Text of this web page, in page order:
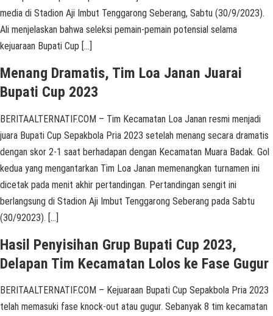
media di Stadion Aji Imbut Tenggarong Seberang, Sabtu (30/9/2023).
Ali menjelaskan bahwa seleksi pemain-pemain potensial selama
kejuaraan Bupati Cup […]
Menang Dramatis, Tim Loa Janan Juarai
Bupati Cup 2023
BERITAALTERNATIF.COM – Tim Kecamatan Loa Janan resmi menjadi
juara Bupati Cup Sepakbola Pria 2023 setelah menang secara dramatis
dengan skor 2-1 saat berhadapan dengan Kecamatan Muara Badak. Gol
kedua yang mengantarkan Tim Loa Janan memenangkan turnamen ini
dicetak pada menit akhir pertandingan. Pertandingan sengit ini
berlangsung di Stadion Aji Imbut Tenggarong Seberang pada Sabtu
(30/92023). […]
Hasil Penyisihan Grup Bupati Cup 2023,
Delapan Tim Kecamatan Lolos ke Fase Gugur
BERITAALTERNATIF.COM – Kejuaraan Bupati Cup Sepakbola Pria 2023
telah memasuki fase knock-out atau gugur. Sebanyak 8 tim kecamatan